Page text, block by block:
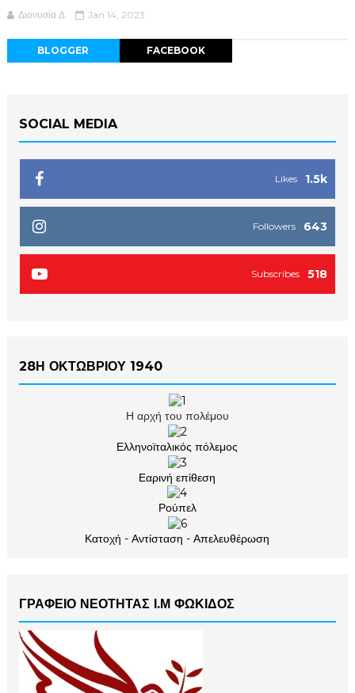
Διονυσία Δ. Jan 14, 2023
BLOGGER FACEBOOK
SOCIAL MEDIA
1.5k
Likes
643
Followers
518
Subscribes
28Η ΟΚΤΩΒΡΙΟΥ 1940
Η αρχή του πολέμου
Ελληνοϊταλικός πόλεμος
Εαρινή επίθεση
Ρούπελ
Κατοχή - Αντίσταση - Απελευθέρωση
ΓΡΑΦΕΙΟ ΝΕΟΤΗΤΑΣ Ι.Μ ΦΩΚΙΔΟΣ